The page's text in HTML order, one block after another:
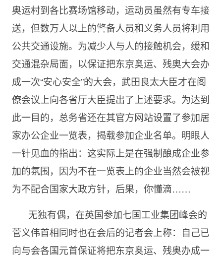
奥运村到各比赛场馆移动，运动员虽然有专车接
送，但数万人以上的警备人员和义务人员将利用
公共交通设施。为减少人与人的接触机会，缓和
交通混杂局面，以保证把东京奥运、残奥大会办
成一次“安心安全”的大会，武田良太大臣才在阁
僚会议上向各省厅大臣提出了上述要求。为达到
此一目的，总务省还在其官方网站设置了参加居
家办公企业一览表，揭载参加企业名单。明眼人
一针见血的指出：这实际上是在强制酿成企业参
加的氛围，因为不在一览表上的企业当然会被视
为不配合国家大政方针，后果，你懂滴……
无独有偶，在英国参加七国工业集团峰会的
菅义伟首相同时也在会后的记者会上称：自己已
向与会各国元首保证将把东京奥运、残奥办成一